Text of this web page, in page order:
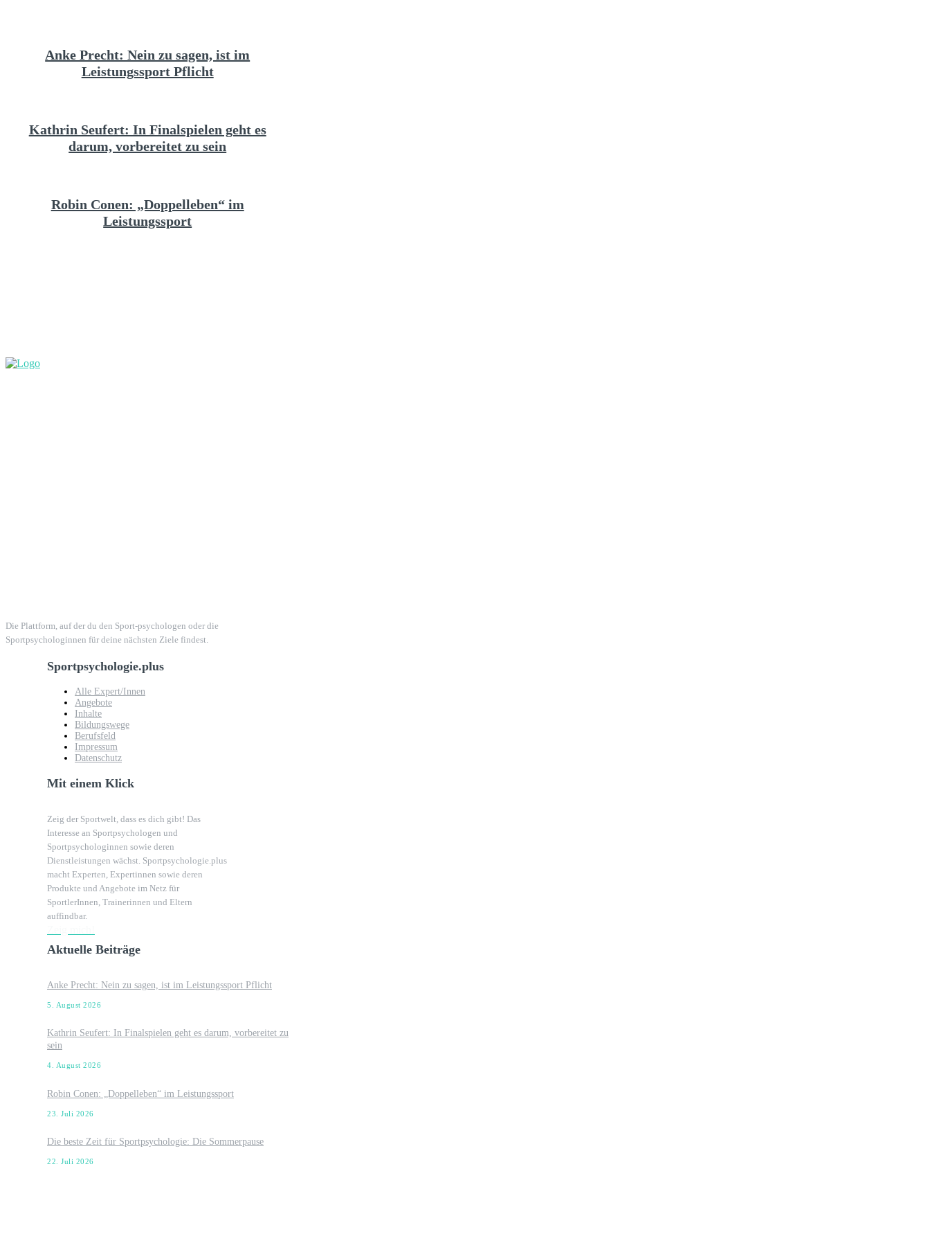
Anke Precht: Nein zu sagen, ist im
Leistungssport Pflicht
Kathrin Seufert: In Finalspielen geht es
darum, vorbereitet zu sein
Robin Conen: „Doppelleben“ im
Leistungssport
Die Plattform, auf der du den Sport-psychologen oder die
Sportpsychologinnen für deine nächsten Ziele findest.
Sportpsychologie.plus
Alle Expert/Innen
Angebote
Inhalte
Bildungswege
Berufsfeld
Impressum
Datenschutz
Mit einem Klick
Zeig der Sportwelt, dass es dich gibt! Das
Interesse an Sportpsychologen und
Sportpsychologinnen sowie deren
Dienstleistungen wächst. Sportpsychologie.plus
macht Experten, Expertinnen sowie deren
Produkte und Angebote im Netz für
SportlerInnen, Trainerinnen und Eltern
auffindbar.
Aktuelle Beiträge
Anke Precht: Nein zu sagen, ist im Leistungssport Pflicht
5. August 2026
Kathrin Seufert: In Finalspielen geht es darum, vorbereitet zu
sein
4. August 2026
Robin Conen: „Doppelleben“ im Leistungssport
23. Juli 2026
Die beste Zeit für Sportpsychologie: Die Sommerpause
22. Juli 2026